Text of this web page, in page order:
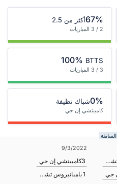
67%أكثر من 2.5
2 / 3 المباريات
100% BTTS
3 / 3 المباريات
0%شباك نظيفة
كامبيتشي إن جي
بامبانيروس تشامبوتون
جي
9/3/2022
كامبيتشي إن جي3
بامبانيروس تشامبوتون
1